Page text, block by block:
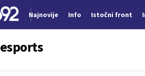
Najnovije Info Istočni front
esports